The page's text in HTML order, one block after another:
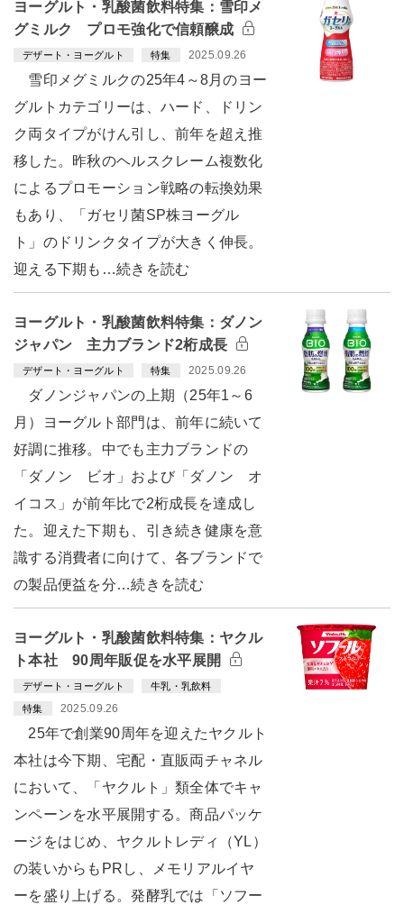
ヨーグルト・乳酸菌飲料特集：雪印メ
グミルク プロモ強化で信頼醸成
デザート・ヨーグルト 特集 2025.09.26
雪印メグミルクの25年4～8月のヨー
グルトカテゴリーは、ハード、ドリン
ク両タイプがけん引し、前年を超え推
移した。昨秋のヘルスクレーム複数化
によるプロモーション戦略の転換効果
もあり、「ガセリ菌SP株ヨーグル
ト」のドリンクタイプが大きく伸長。
迎える下期も…続きを読む
ヨーグルト・乳酸菌飲料特集：ダノン
ジャパン 主力ブランド2桁成長
デザート・ヨーグルト 特集 2025.09.26
ダノンジャパンの上期（25年1～6
月）ヨーグルト部門は、前年に続いて
好調に推移。中でも主力ブランドの
「ダノン ビオ」および「ダノン オ
イコス」が前年比で2桁成長を達成し
た。迎えた下期も、引き続き健康を意
識する消費者に向けて、各ブランドで
の製品便益を分…続きを読む
ヨーグルト・乳酸菌飲料特集：ヤクル
ト本社 90周年販促を水平展開
デザート・ヨーグルト 牛乳・乳飲料
特集 2025.09.26
25年で創業90周年を迎えたヤクルト
本社は今下期、宅配・直販両チャネル
において、「ヤクルト」類全体でキャ
ンペーンを水平展開する。商品パッケ
ージをはじめ、ヤクルトレディ（YL）
の装いからもPRし、メモリアルイヤ
ーを盛り上げる。発酵乳では「ソフー